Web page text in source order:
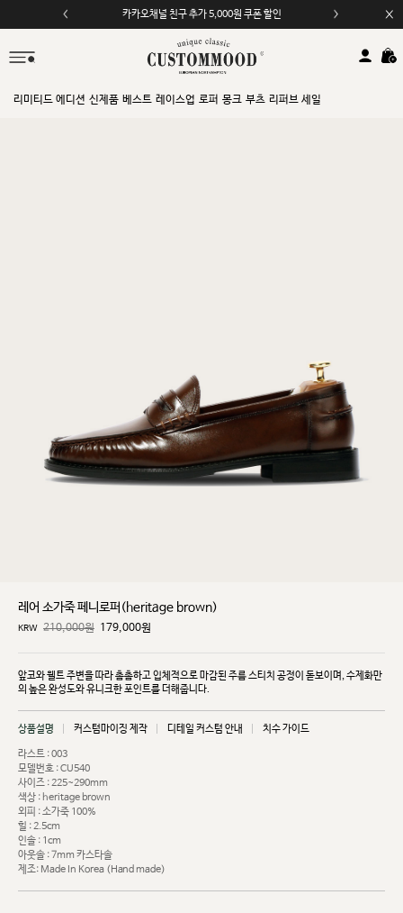
모바일 앱 자동 2,000원 할인
리미티드 에디션 신제품 베스트 레이스업 로퍼 몽크 부츠 리퍼브 세일
레어 소가죽 페니로퍼(heritage brown)
KRW 210,000원 179,000원
앞코와 웰트 주변을 따라 촘촘하고 입체적으로 마감된 주름 스티치 공정이 돋보이며, 수제화만
의 높은완성도와 유니크한 포인트를 더해줍니다.
상품설명 커스텀마이징 제작 디테일 커스텀 안내 치수 가이드
라스트 : 003
모델번호 : CU540
사이즈 : 225~290mm
색상 : heritage brown
외피 : 소가죽 100%
힐 : 2.5cm
인솔 : 1cm
아웃솔 : 7mm 카스타솔
제조: Made In Korea (Hand made)